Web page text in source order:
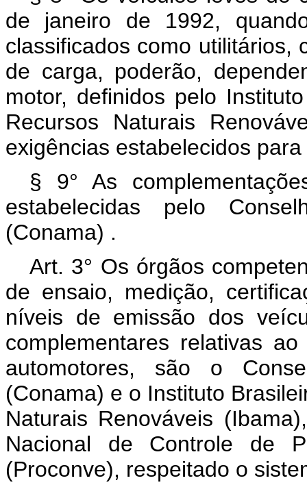
de janeiro de 1992,
classificados como utilitários,
de carga, poderão,
motor, definidos pelo
Recursos Naturais
exigências estabelecidos
§ 9° As
estabelecidas pelo
(Conama) .
Art. 3° Os órgãos
de ensaio, medição,
níveis de emissão dos
complementares relativas
automotores, são o
(Conama) e o Instituto
Naturais Renováveis
Nacional de Controle de
(Proconve), respeitado o